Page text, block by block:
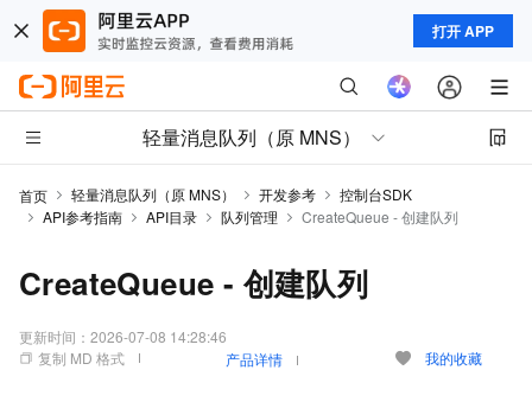
打开 APP
轻量消息队列（原 MNS）
首页 轻量消息队列（原 MNS） 开发参考
控制台SDK
API参考指南
API目录 队列管理 CreateQueue - 创建队列
CreateQueue - 创建队列
更新时间： 2026-07-08 14:28:46
复制 MD 格式
产品详情 我的收藏